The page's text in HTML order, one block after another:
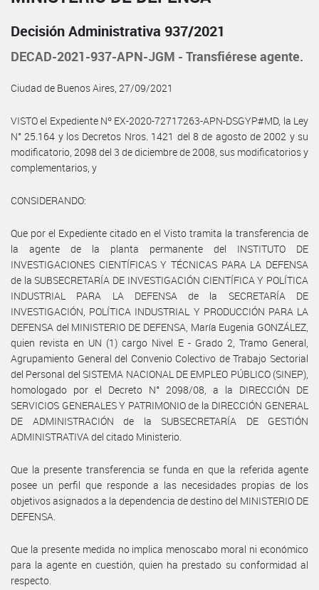
Decisión Administrativa 937/2021
DECAD-2021-937-APN-JGM - Transfiérese agente.
Ciudad de Buenos Aires, 27/09/2021
VISTO el Expediente Nº EX-2020-72717263-APN-DSGYP#MD, la Ley
N° 25.164 y los Decretos Nros. 1421 del 8 de agosto de 2002 y su
modificatorio, 2098 del 3 de diciembre de 2008, sus modificatorios y
complementarios, y
CONSIDERANDO:
Que por el Expediente citado en el Visto tramita la transferencia de
la agente de la planta permanente del INSTITUTO DE
INVESTIGACIONES CIENTÍFICAS Y TÉCNICAS PARA LA DEFENSA
de la SUBSECRETARÍA DE INVESTIGACIÓN CIENTÍFICA Y POLÍTICA
INDUSTRIAL PARA LA DEFENSA de la SECRETARÍA DE
INVESTIGACIÓN, POLÍTICA INDUSTRIAL Y PRODUCCIÓN PARA LA
DEFENSA del MINISTERIO DE DEFENSA, María Eugenia GONZÁLEZ,
quien revista en UN (1) cargo Nivel E - Grado 2, Tramo General,
Agrupamiento General del Convenio Colectivo de Trabajo Sectorial
del Personal del SISTEMA NACIONAL DE EMPLEO PÚBLICO (SINEP),
homologado por el Decreto N° 2098/08, a la DIRECCIÓN DE
SERVICIOS GENERALES Y PATRIMONIO de la DIRECCIÓN GENERAL
DE ADMINISTRACIÓN de la SUBSECRETARÍA DE GESTIÓN
ADMINISTRATIVA del citado Ministerio.
Que la presente transferencia se funda en que la referida agente
posee un perfil que responde a las necesidades propias de los
objetivos asignados a la dependencia de destino del MINISTERIO DE
DEFENSA.
Que la presente medida no implica menoscabo moral ni económico
para la agente en cuestión, quien ha prestado su conformidad al
respecto.